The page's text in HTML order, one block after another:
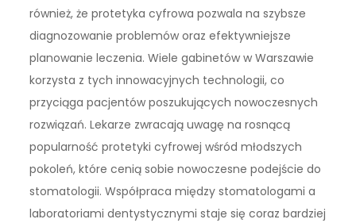
również, że protetyka cyfrowa pozwala na szybsze
diagnozowanie problemów oraz efektywniejsze
planowanie leczenia. Wiele gabinetów w Warszawie
korzysta z tych innowacyjnych technologii, co
przyciąga pacjentów poszukujących nowoczesnych
rozwiązań. Lekarze zwracają uwagę na rosnącą
popularność protetyki cyfrowej wśród młodszych
pokoleń, które cenią sobie nowoczesne podejście do
stomatologii. Współpraca między stomatologami a
laboratoriami dentystycznymi staje się coraz bardziej